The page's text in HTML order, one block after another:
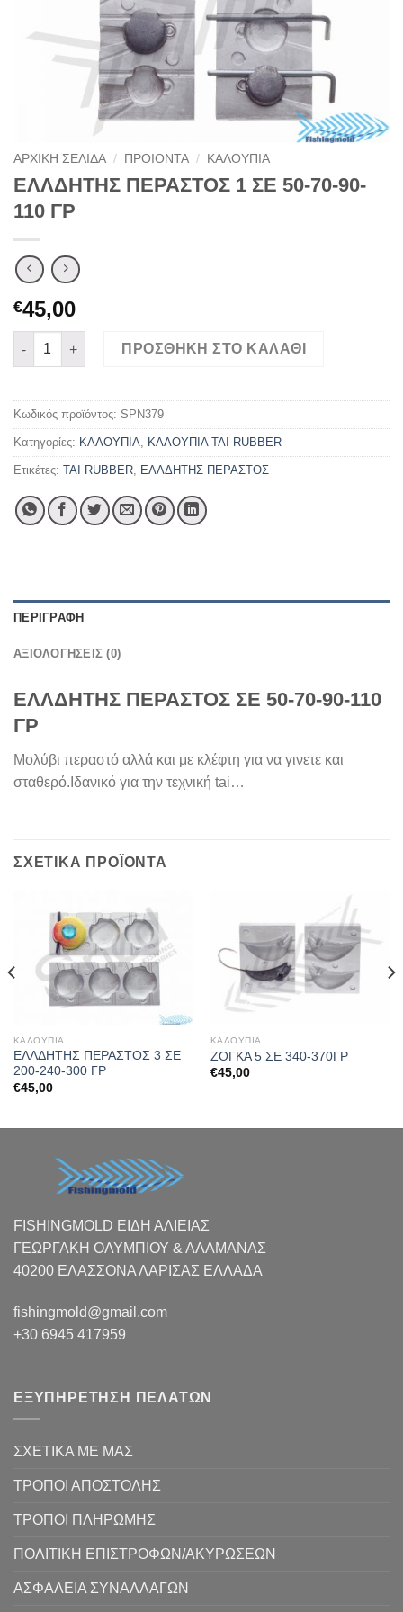
ΑΡΧΙΚΉ ΣΕΛΊΔΑ / ΠΡΟΙΟΝΤΑ / ΚΑΛΟΥΠΙΑ
ΕΛΛΔΗΤΗΣ ΠΕΡΑΣΤΟΣ 1 ΣΕ 50-70-90-
110 ΓΡ
€45,00
ΕΛΛΔΗΤΗΣ ΠΕΡΑΣΤΟΣ 1 ΣΕ 50-70-90-110 ΓΡ ποσότητα
ΠΡΟΣΘΉΚΗ ΣΤΟ ΚΑΛΆΘΙ
Κωδικός προϊόντος: SPN379
Κατηγορίες: ΚΑΛΟΥΠΙΑ ΚΑΛΟΥΠΙΑ TAI RUBBER
Ετικέτες: TAI RUBBER ΕΛΛΔΗΤΗΣ ΠΕΡΑΣΤΟΣ
ΠΕΡΙΓΡΑΦΉ
ΑΞΙΟΛΟΓΉΣΕΙΣ (0)
ΕΛΛΔΗΤΗΣ ΠΕΡΑΣΤΟΣ ΣΕ 50-70-90-110
ΓΡ
Μολύβι περαστό αλλά και με κλέφτη για να γινετε και
σταθερό.Ιδανικό για την τεχνική tai…
ΣΧΕΤΙΚΆ ΠΡΟΪΌΝΤΑ
ΚΑΛΟΥΠΙΑ
ΕΛΛΔΗΤΗΣ ΠΕΡΑΣΤΟΣ 3 ΣΕ
200-240-300 ΓΡ
€45,00
ΚΑΛΟΥΠΙΑ
ΖΟΓΚΑ 5 ΣΕ 340-370ΓΡ
€45,00
FISHINGMOLD ΕΙΔΗ ΑΛΙΕΙΑΣ
ΓΕΩΡΓΑΚΗ ΟΛΥΜΠΙΟΥ & ΑΛΑΜΑΝΑΣ
40200 ΕΛΑΣΣΟΝΑ ΛΑΡΙΣΑΣ EΛΛΑΔΑ
fishingmold@gmail.com
+30 6945 417959
ΕΞΥΠΗΡΕΤΗΣΗ ΠΕΛΑΤΩΝ
ΣΧΕΤΙΚΑ ΜΕ ΜΑΣ
ΤΡΟΠΟΙ ΑΠΟΣΤΟΛΗΣ
ΤΡΟΠΟΙ ΠΛΗΡΩΜΗΣ
ΠΟΛΙΤΙΚΗ ΕΠΙΣΤΡΟΦΩΝ/ΑΚΥΡΩΣΕΩΝ
ΑΣΦΑΛΕΙΑ ΣΥΝΑΛΛΑΓΩΝ